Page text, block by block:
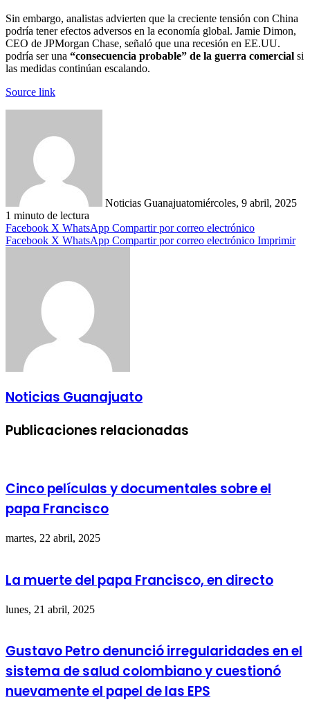
Sin embargo, analistas advierten que la creciente tensión con China
podría tener efectos adversos en la economía global. Jamie Dimon,
CEO de JPMorgan Chase, señaló que una recesión en EE.UU.
podría ser una “consecuencia probable” de la guerra comercial si
las medidas continúan escalando.
Source link
Noticias Guanajuatomiércoles, 9 abril, 2025
1 minuto de lectura
Facebook X WhatsApp Compartir por correo electrónico
Facebook X WhatsApp Compartir por correo electrónico Imprimir
Noticias Guanajuato
Publicaciones relacionadas
Cinco películas y documentales sobre el
papa Francisco
martes, 22 abril, 2025
La muerte del papa Francisco, en directo
lunes, 21 abril, 2025
Gustavo Petro denunció irregularidades en el
sistema de salud colombiano y cuestionó
nuevamente el papel de las EPS